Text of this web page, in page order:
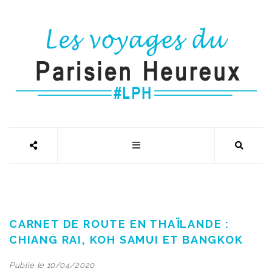
CARNET DE ROUTE EN THAÏLANDE :
CHIANG RAI, KOH SAMUI ET BANGKOK
Publié le 10/04/2020